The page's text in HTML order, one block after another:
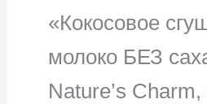
«Кокосовое
молоко БЕЗ
Nature’s Charm,